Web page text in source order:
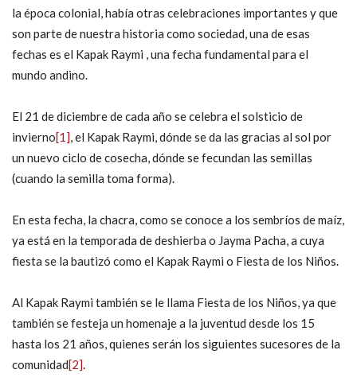
la época colonial, había otras celebraciones importantes y que
son parte de nuestra historia como sociedad, una de esas
fechas es el Kapak Raymi , una fecha fundamental para el
mundo andino.
El 21 de diciembre de cada año se celebra el solsticio de
invierno[1], el Kapak Raymi, dónde se da las gracias al sol por
un nuevo ciclo de cosecha, dónde se fecundan las semillas
(cuando la semilla toma forma).
En esta fecha, la chacra, como se conoce a los sembríos de maíz,
ya está en la temporada de deshierba o Jayma Pacha, a cuya
fiesta se la bautizó como el Kapak Raymi o Fiesta de los Niños.
Al Kapak Raymi también se le llama Fiesta de los Niños, ya que
también se festeja un homenaje a la juventud desde los 15
hasta los 21 años, quienes serán los siguientes sucesores de la
comunidad[2].